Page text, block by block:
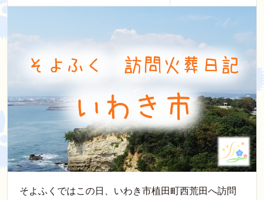
そよふくではこの日、いわき市植田町西荒田へ訪問